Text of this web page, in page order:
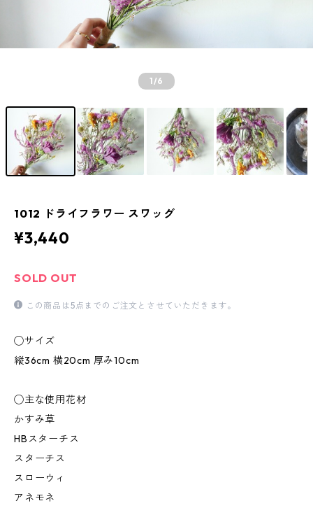
1/6
1012 ドライフラワー スワッグ
¥3,440
SOLD OUT
この商品は5点までのご注文とさせていただきます。
◯サイズ
縦36cm 横20cm 厚み10cm
◯主な使用花材
かすみ草
HBスターチス
スターチス
スローウィ
アネモネ